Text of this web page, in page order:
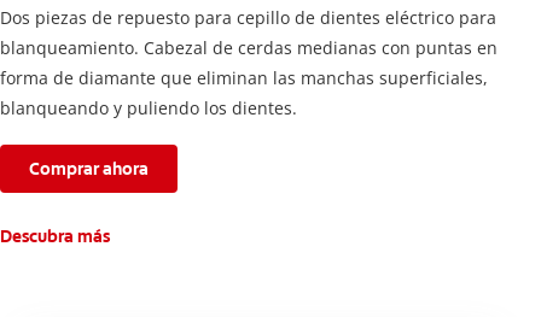
Dos piezas de repuesto para cepillo de dientes eléctrico para
blanqueamiento. Cabezal de cerdas medianas con puntas en
forma de diamante que eliminan las manchas superficiales,
blanqueando y puliendo los dientes.
Comprar ahora
Descubra más